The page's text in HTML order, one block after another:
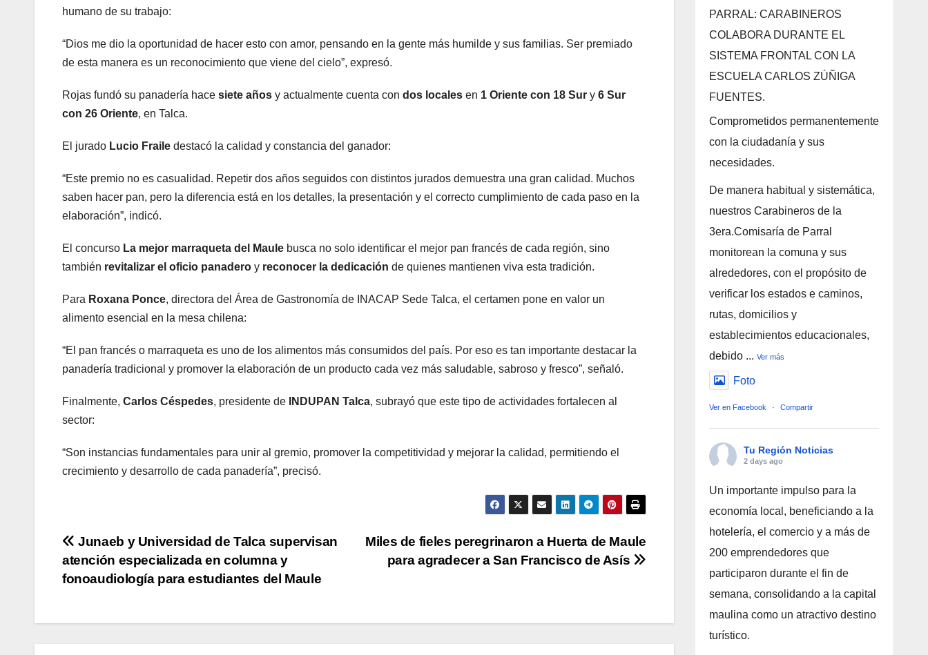
humano de su trabajo:
“Dios me dio la oportunidad de hacer esto con amor, pensando en la gente más humilde y sus familias. Ser premiado
de esta manera es un reconocimiento que viene del cielo”, expresó.
Rojas fundó su panadería hace siete años y actualmente cuenta con dos locales en 1 Oriente con 18 Sur y 6 Sur
con 26 Oriente, en Talca.
El jurado Lucio Fraile destacó la calidad y constancia del ganador:
“Este premio no es casualidad. Repetir dos años seguidos con distintos jurados demuestra una gran calidad. Muchos
saben hacer pan, pero la diferencia está en los detalles, la presentación y el correcto cumplimiento de cada paso en la
elaboración”, indicó.
El concurso La mejor marraqueta del Maule busca no solo identificar el mejor pan francés de cada región, sino
también revitalizar el oficio panadero y reconocer la dedicación de quienes mantienen viva esta tradición.
Para Roxana Ponce, directora del Área de Gastronomía de INACAP Sede Talca, el certamen pone en valor un
alimento esencial en la mesa chilena:
“El pan francés o marraqueta es uno de los alimentos más consumidos del país. Por eso es tan importante destacar la
panadería tradicional y promover la elaboración de un producto cada vez más saludable, sabroso y fresco”, señaló.
Finalmente, Carlos Céspedes, presidente de INDUPAN Talca, subrayó que este tipo de actividades fortalecen al
sector:
“Son instancias fundamentales para unir al gremio, promover la competitividad y mejorar la calidad, permitiendo el
crecimiento y desarrollo de cada panadería”, precisó.
Navegación
de
Miles de fieles peregrinaron a Huerta de Maule
para agradecer a San Francisco de Asís
Junaeb y Universidad de Talca supervisan
atención especializada en columna y
fonoaudiología para estudiantes del Maule
PARRAL: CARABINEROS
COLABORA DURANTE EL
SISTEMA FRONTAL CON LA
ESCUELA CARLOS ZÚÑIGA
FUENTES.
Comprometidos permanentemente
con la ciudadanía y sus
necesidades.
De manera habitual y sistemática,
nuestros Carabineros de la
3era.Comisaría de Parral
monitorean la comuna y sus
alrededores, con el propósito de
verificar los estados e caminos,
rutas, domicilios y
establecimientos educacionales,
debido ... Ver más
Foto
Ver en Facebook · Compartir
Tu Región Noticias
2 days ago
Un importante impulso para la
economía local, beneficiando a la
hotelería, el comercio y a más de
200 emprendedores que
participaron durante el fin de
semana, consolidando a la capital
maulina como un atractivo destino
turístico.